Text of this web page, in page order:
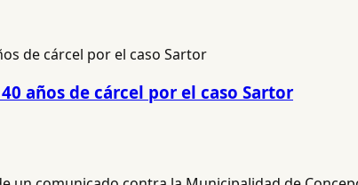
años de cárcel por el caso Sartor